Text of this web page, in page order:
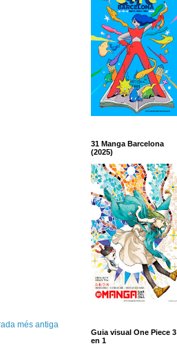
més antiga
31 Manga Barcelona
(2025)
Guia visual One Piece 3
en 1